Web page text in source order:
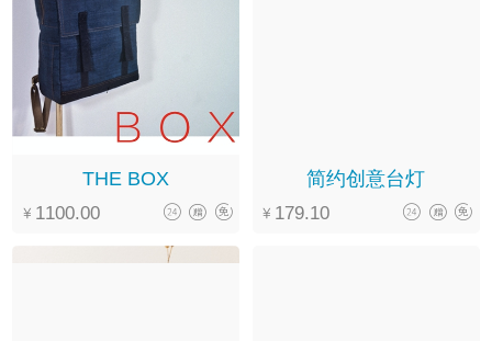
THE BOX
1100.00
简约创意台灯
179.10